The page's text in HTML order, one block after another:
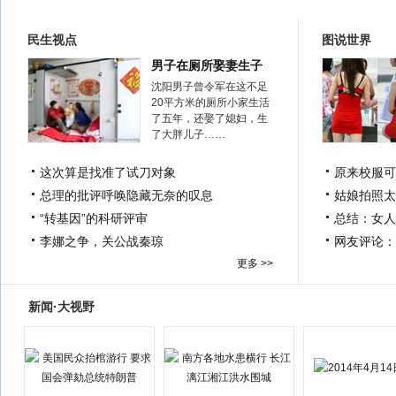
民生视点
男子在厕所娶妻生子
沈阳男子曾令军在这不足
20平方米的厕所小家生活
了五年，还娶了媳妇，生
了大胖儿子……
这次算是找准了试刀对象
总理的批评呼唤隐藏无奈的叹息
“转基因”的科研评审
李娜之争，关公战秦琼
更多 >>
图说世界
原来校服
姑娘拍照
总结：女
网友评论
新闻·大视野